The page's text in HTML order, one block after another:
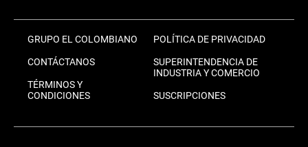
GRUPO EL COLOMBIANO
CONTÁCTANOS
TÉRMINOS Y
CONDICIONES
POLÍTICA DE PRIVACIDAD
SUPERINTENDENCIA DE
INDUSTRIA Y COMERCIO
SUSCRIPCIONES